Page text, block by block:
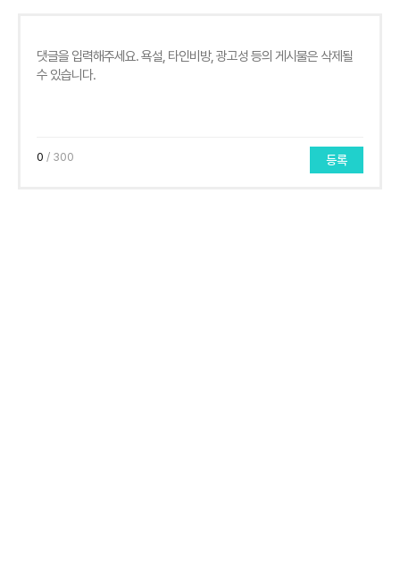
0 / 300 등록